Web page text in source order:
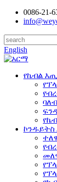
0086-21-
English
የኬብል